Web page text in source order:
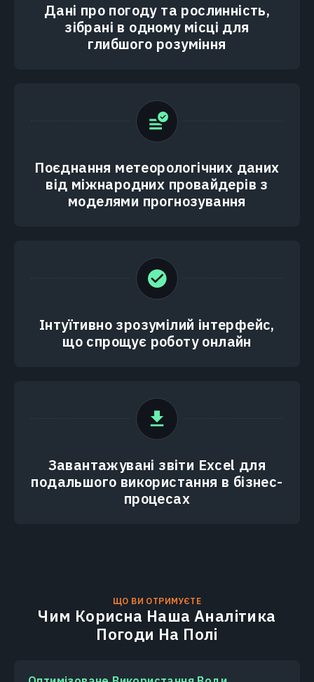
Дані про погоду та рослинність,
зібрані в одному місці для
глибшого розуміння
Поєднання метеорологічних даних
від міжнародних провайдерів з
моделями прогнозування
Інтуїтивно зрозумілий інтерфейс,
що спрощує роботу онлайн
Завантажувані звіти Excel для
подальшого використання в бізнес-
процесах
ЩО ВИ ОТРИМУЄТЕ
Чим Корисна Наша Аналітика
Погоди На Полі